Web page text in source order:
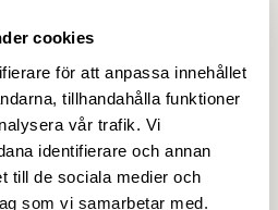
cookies
för att anpassa innehållet
tillhandahålla funktioner
vår trafik. Vi
identifierare och annan
till de sociala medier och
som vi samarbetar med.